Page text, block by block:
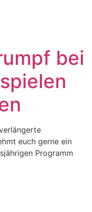
bei
euch gerne ein
Programm